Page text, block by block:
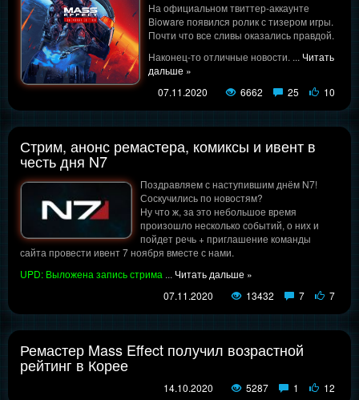
На официальном твиттер-аккаунте
Bioware появился ролик с тизером игры.
Почти что все сливы оказались правдой.
Наконец-то отличные новости. ... Читать
дальше »
07.11.2020
6662 25 10
Стрим, анонс ремастера, комиксы и ивент в
честь дня N7
Поздравляем с наступившим днём N7!
Соскучились по новостям?
Ну что ж, за это небольшое время
произошло несколько событий, о них и
пойдет речь + приглашение команды
сайта провести ивент 7 ноября вместе с нами.
UPD: Выложена запись стрима ... Читать дальше »
07.11.2020
13432 7 7
Ремастер Mass Effect получил возрастной
рейтинг в Корее
14.10.2020 5287 1 12